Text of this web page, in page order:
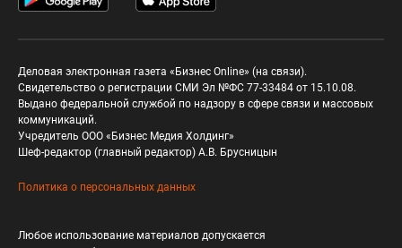
Деловая электронная газета «Бизнес Online» (на связи).
Свидетельство о регистрации СМИ Эл №ФС 77-33484 от 15.10.08.
Выдано федеральной службой по надзору в сфере связи и массовых
коммуникаций.
Учредитель ООО «Бизнес Медия Холдинг»
Шеф-редактор (главный редактор) А.В. Брусницын
Политика о персональных данных
Любое использование материалов допускается